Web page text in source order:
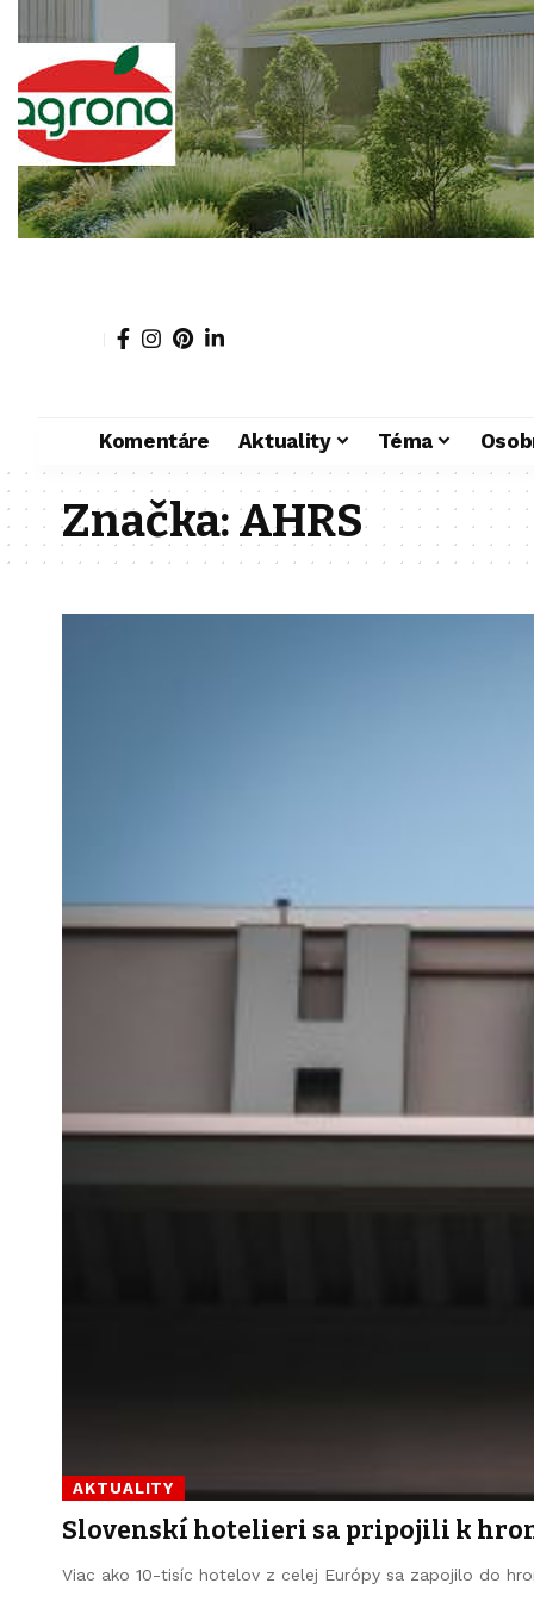
Komentáre Aktuality Téma
Značka:AHRS
AKTUALITY
Slovenskí hotelieri sa pripojili k
Viac ako 10-tisíc hotelov z celej Európy sa zapojilo do